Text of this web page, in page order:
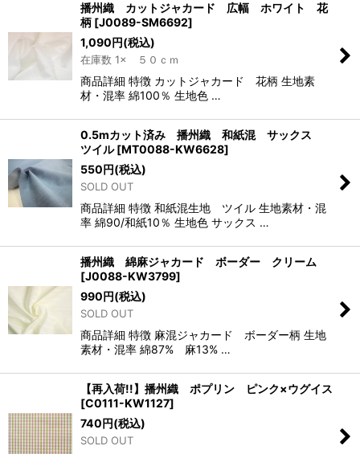
播州織 カットジャカード 広幅 ホワイト 花
柄 [J0089-SM6692]
1,090円(税込)
在庫数 1× ５０ｃｍ
商品詳細 特徴 カットジャカード 花柄 生地素
材・混率 綿100％ 生地色 …
0.5mカット済み 播州織 和紙混 サックス
ツイル [MT0088-KW6628]
550円(税込)
SOLD OUT
商品詳細 特徴 和紙混生地 ツイル 生地素材・混
率 綿90/和紙10％ 生地色 サックス …
播州織 綿麻ジャカード ボーダー クリーム
[J0088-KW3799]
990円(税込)
SOLD OUT
商品詳細 特徴 麻混ジャカード ボーダー柄 生地
素材・混率 綿87% 麻13% …
【再入荷!!】播州織 ポプリン ピンク×ウグイス
[C0111-KW1127]
740円(税込)
SOLD OUT